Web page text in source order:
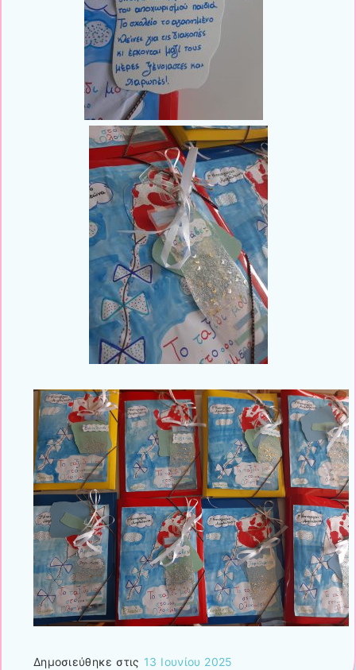
Δημοσιεύθηκε στις 13 Ιουνίου 2025